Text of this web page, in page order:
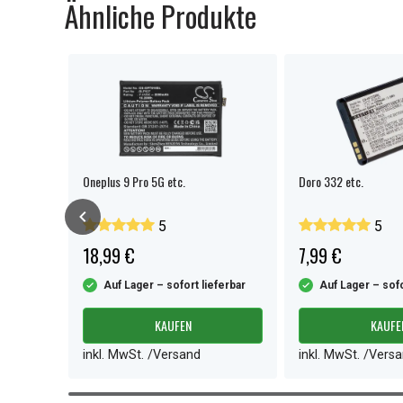
Ähnliche Produkte
Oneplus 9 Pro 5G etc.
5
18,99 €
Auf Lager – sofort lieferbar
KAUFEN
inkl. MwSt. /Versand
Doro 332 etc.
5
7,99 €
Auf Lager –
inkl. MwSt. /
Item